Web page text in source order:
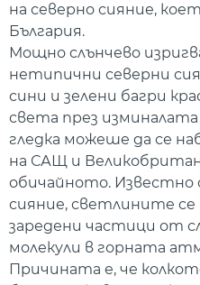
на северно сияние,
България.
Мощно слънчево
нетипични северни
сини и зелени багри
света през
гледка можеше да се
на САЩ и
обичайното. Известно
сияние, светлините
заредени частици от
молекули в горната
Причината е, че